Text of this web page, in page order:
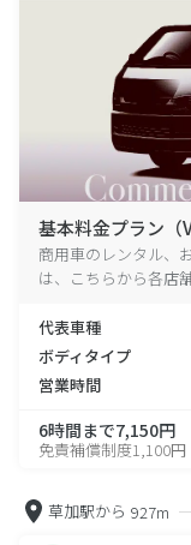
基本料金プラン（
商用車のレンタル、
は、こちらから各店
代表車種
ボディタイプ
営業時間
6時間まで7,150円
免責補償制度1,100円
草加駅から 927m